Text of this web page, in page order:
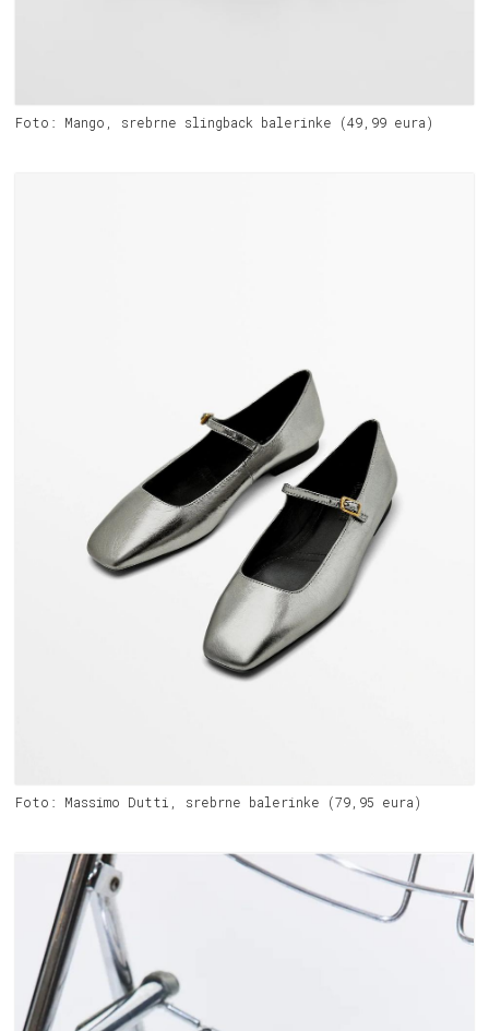
Foto: Mango, srebrne slingback balerinke (49,99 eura)
Foto: Massimo Dutti, srebrne balerinke (79,95 eura)